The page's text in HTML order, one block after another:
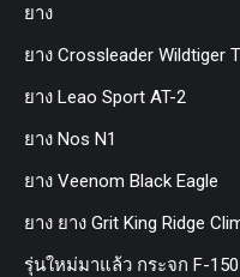
ยาง
ยาง Crossleader Wildtiger
ยาง Leao Sport AT-2
ยาง Nos N1
ยาง Veenom Black Eagle
ยาง ยาง Grit King Ridge
รุ่นใหม่มาแล้ว กระจก F-150